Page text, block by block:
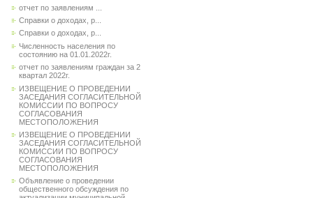
отчет по заявлениям ...
Справки о доходах, р...
Справки о доходах, р...
Численность населения по
состоянию на 01.01.2022г.
отчет по заявлениям граждан за 2
квартал 2022г.
ИЗВЕЩЕНИЕ О ПРОВЕДЕНИИ
ЗАСЕДАНИЯ СОГЛАСИТЕЛЬНОЙ
КОМИССИИ ПО ВОПРОСУ
СОГЛАСОВАНИЯ
МЕСТОПОЛОЖЕНИЯ
ИЗВЕЩЕНИЕ О ПРОВЕДЕНИИ
ЗАСЕДАНИЯ СОГЛАСИТЕЛЬНОЙ
КОМИССИИ ПО ВОПРОСУ
СОГЛАСОВАНИЯ
МЕСТОПОЛОЖЕНИЯ
Объявление о проведении
общественного обсуждения по